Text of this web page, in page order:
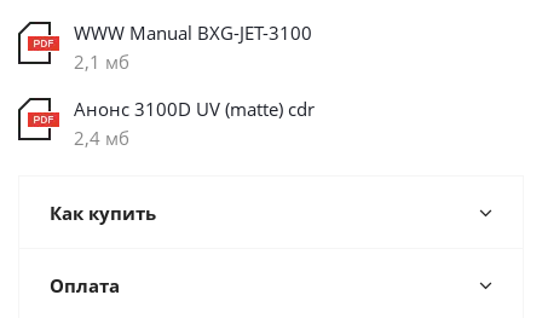
WWW Manual BXG-JET-3100
2,1 мб
Анонс 3100D UV (matte) cdr
2,4 мб
Как купить
Оплата